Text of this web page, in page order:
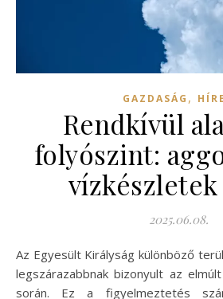
GAZDASÁG ,
Rendkívül
folyószint:
2025.06.08.
Az Egyesült Királyság különböző területein az idei tavasz a
legszárazabbnak bizonyult az
során. Ez a figyelmeztetés